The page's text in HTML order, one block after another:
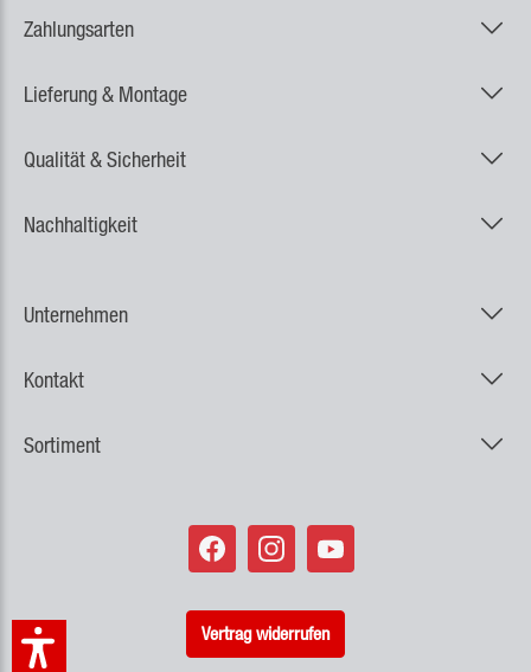
Zahlungsarten
Lieferung & Montage
Qualität & Sicherheit
Nachhaltigkeit
Unternehmen
Kontakt
Sortiment
Vertrag widerrufen